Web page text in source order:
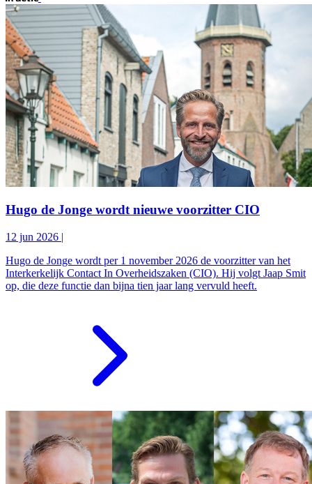
Hugo de Jonge wordt nieuwe voorzitter CIO
12 jun 2026 |
Hugo de Jonge wordt per 1 november 2026 de voorzitter van het
Interkerkelijk Contact In Overheidszaken (CIO). Hij volgt Jaap Smit
op, die deze functie dan bijna tien jaar lang vervuld heeft.